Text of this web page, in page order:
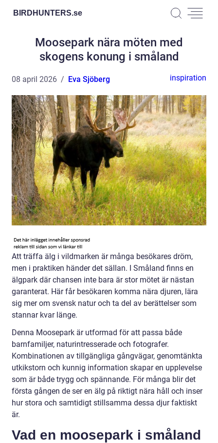
BIRDHUNTERS.se
Moosepark nära möten med
skogens konung i småland
08 april 2026 Eva Sjöberg inspiration
Att träffa älg i vildmarken är många besökares dröm,
men i praktiken händer det sällan. I Småland finns en
älgpark där chansen inte bara är stor mötet är nästan
garanterat. Här får besökaren komma nära djuren, lära
sig mer om svensk natur och ta del av berättelser som
stannar kvar länge.
Denna Moosepark är utformad för att passa både
barnfamiljer, naturintresserade och fotografer.
Kombinationen av tillgängliga gångvägar, genomtänkta
utkikstorn och kunnig information skapar en upplevelse
som är både trygg och spännande. För många blir det
första gången de ser en älg på riktigt nära håll och inser
hur stora och samtidigt stillsamma dessa djur faktiskt
är.
Vad en moosepark i småland